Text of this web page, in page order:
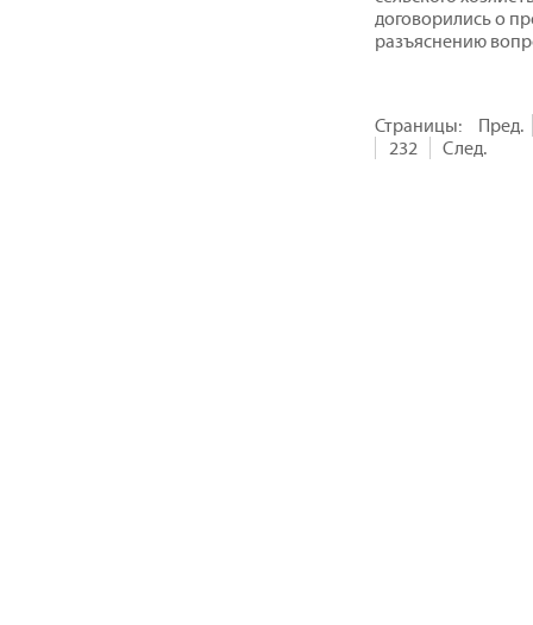
договорились о
разъяснению
Страницы:
Пред.
232
След.